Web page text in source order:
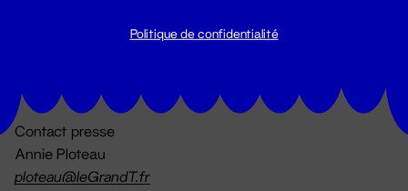
Contact presse
Annie Ploteau
ploteau@leGrandT.fr
Politique de confidentialité